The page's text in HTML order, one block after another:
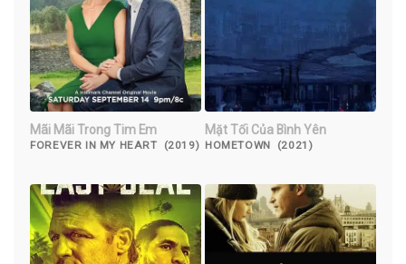
Mãi Mãi Trong Tim Em
FOREVER IN MY HEART (2019)
Mặt Tối Của Bình Yên
HOMETOWN (2021)